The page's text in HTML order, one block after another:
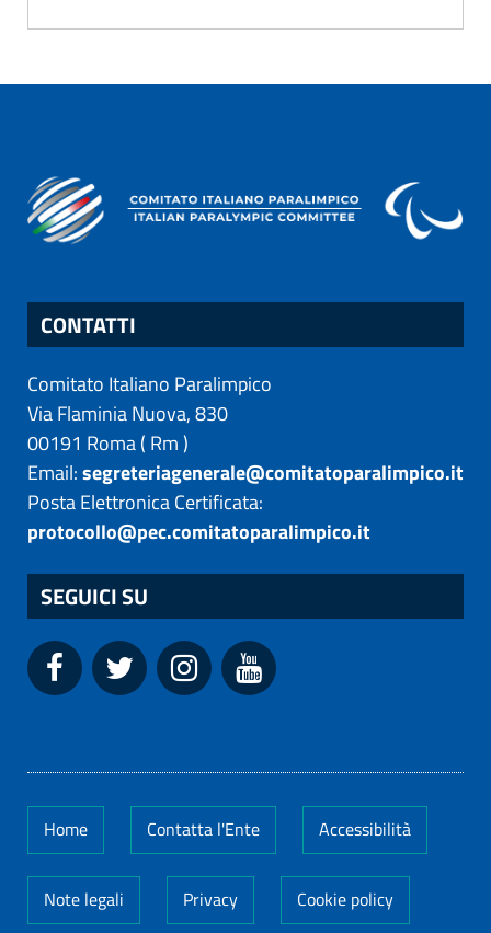
CONTATTI
Comitato Italiano Paralimpico
Via Flaminia Nuova, 830
00191 Roma( Rm)
Email:segreteriagenerale@comitatoparalimpico.it
Posta Elettronica Certificata:
protocollo@pec.comitatoparalimpico.it
SEGUICI SU
Home Contatta l'Ente Accessibilità
Note legali Privacy Cookie policy